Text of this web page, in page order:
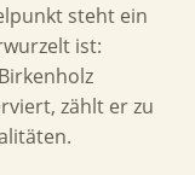
steht ein
ist:
zählt er zu